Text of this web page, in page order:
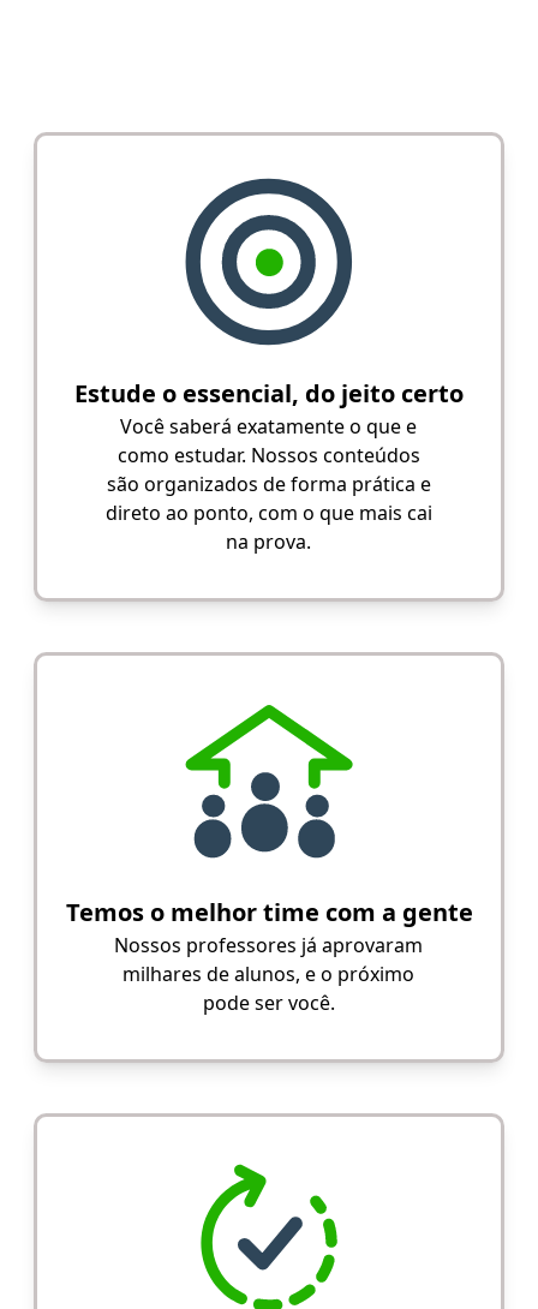
Estude o essencial, do jeito certo
Você saberá exatamente o que e
como estudar. Nossos conteúdos
são organizados de forma prática e
direto ao ponto, com o que mais cai
na prova.
Temos o melhor time com a gente
Nossos professores já aprovaram
milhares de alunos, e o próximo
pode ser você.